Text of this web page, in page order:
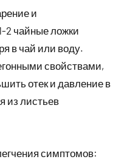
и
2 чайные ложки
в чай или воду.
свойствами,
отек и давление в
из листьев
симптомов: